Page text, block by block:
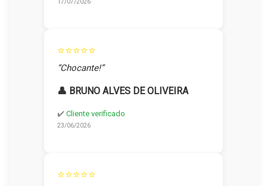
17/07/2026
⭐⭐⭐⭐⭐
“Chocante!”
👤 BRUNO ALVES DE OLIVEIRA
✔️ Cliente verificado
23/06/2026
⭐⭐⭐⭐⭐